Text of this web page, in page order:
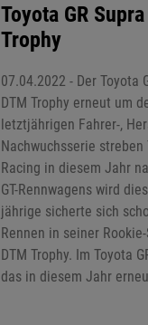
Toyota GR
Trophy
07.04.2022 - Der Toyota
DTM Trophy erneut um
letztjährigen Fahrer-,
Nachwuchsserie streben
Racing in diesem Jahr
GT-Rennwagens wird
jährige sicherte sich
Rennen in seiner
DTM Trophy. Im Toyota
das in diesem Jahr